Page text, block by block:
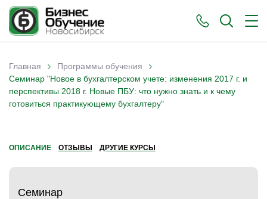
Вы здесь
Главная › Программы обучения ›
Семинар "Новое в бухгалтерском учете: изменения 2017 г. и
перспективы 2018 г. Новые ПБУ: что нужно знать и к чему
готовиться практикующему бухгалтеру"
ОПИСАНИЕ ОТЗЫВЫ ДРУГИЕ КУРСЫ
Семинар